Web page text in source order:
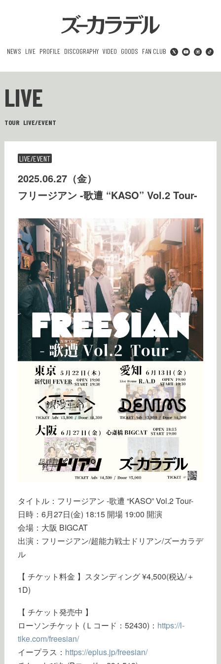
NEWS LIVE PROFILE DISCOGRAPHY VIDEO GOODS FAN CLUB
LIVE
TOUR LIVE/EVENT
LIVE/EVENT
2025.06.27（金）
フリージアン -歌遭 “KASO” Vol.2 Tour-
タイトル：フリージアン -歌遭 “KASO” Vol.2 Tour-
日時：6月27日(金) 18:15 開場 19:00 開演
会場：大阪 BIGCAT
出演：フリージアン/超能力戦士ドリアン/ズーカラデ
ル
【 チケット料金 】スタンディング ¥4,500(税込/＋
1D)
【 チケット発売中 】
ローソンチケット (Ｌコード：52430)： https://l-
tike.com/freesian/
イープラス： https://eplus.jp/freesian/